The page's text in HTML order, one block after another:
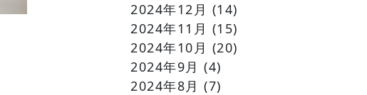
2024年12月 (14)
2024年11月 (15)
2024年10月 (20)
2024年9月 (4)
2024年8月 (7)